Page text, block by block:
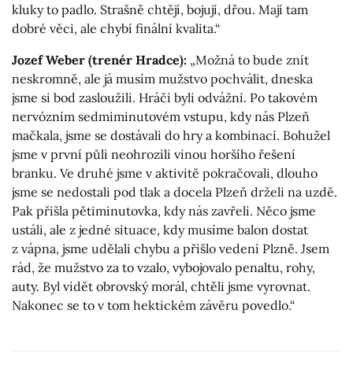
kluky to padlo. Strašně chtějí, bojují, dřou. Mají tam
dobré věci, ale chybí finální kvalita.“
Jozef Weber (trenér Hradce): „Možná to bude znít
neskromně, ale já musím mužstvo pochválit, dneska
jsme si bod zasloužili. Hráči byli odvážní. Po takovém
nervózním sedmiminutovém vstupu, kdy nás Plzeň
mačkala, jsme se dostávali do hry a kombinací. Bohužel
jsme v první půli neohrozili vinou horšího řešení
branku. Ve druhé jsme v aktivitě pokračovali, dlouho
jsme se nedostali pod tlak a docela Plzeň drželi na uzdě.
Pak přišla pětiminutovka, kdy nás zavřeli. Něco jsme
ustáli, ale z jedné situace, kdy musíme balon dostat
z vápna, jsme udělali chybu a přišlo vedení Plzně. Jsem
rád, že mužstvo za to vzalo, vybojovalo penaltu, rohy,
auty. Byl vidět obrovský morál, chtěli jsme vyrovnat.
Nakonec se to v tom hektickém závěru povedlo.“